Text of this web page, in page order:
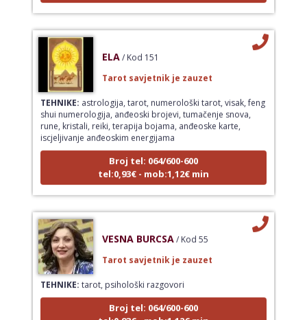
TEHNIKE:astrologija, tarot, numerološki tarot, visak, feng
shui numerologija, anđeoski brojevi, tumačenje snova,
rune, kristali, reiki, terapija bojama, anđeoske karte,
iscjeljivanje anđeoskim energijama
Broj tel: 064/600-600
tel:0,93€ - mob:1,12€ min
TEHNIKE:tarot, psihološki razgovori
Broj tel: 064/600-600
tel:0,93€ - mob:1,12€ min